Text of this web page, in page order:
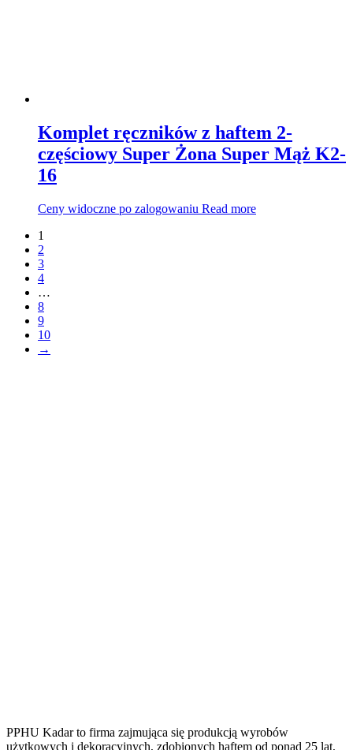
Komplet ręczników z haftem 2-
częściowy Super Żona Super Mąż K2-
16
Ceny widoczne po zalogowaniu Read more
1
2
3
4
…
8
9
10
→
PPHU Kadar to firma zajmująca się produkcją wyrobów
użytkowych i dekoracyjnych, zdobionych haftem od ponad 25 lat,